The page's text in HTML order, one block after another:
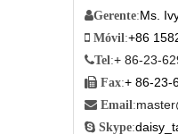
Gerente:Ms.
 Móvil :+86
Tel :+ 86-23-
 Fax:+ 86-23-
 Email :
 Skype: